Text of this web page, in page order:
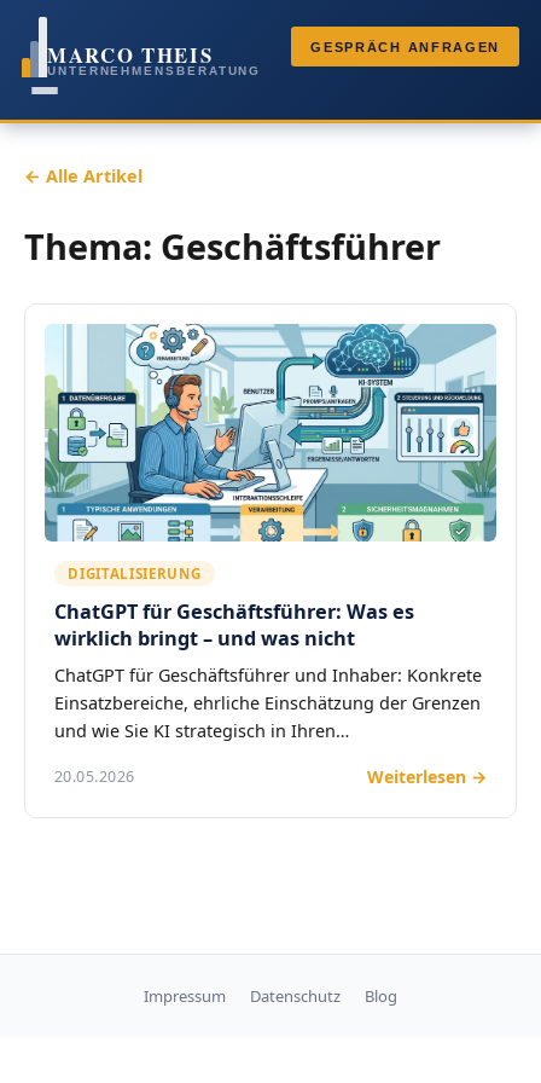
MARCO THEIS
UNTERNEHMENSBERATUNG
GESPRÄCH ANFRAGEN
← Alle Artikel
Thema: Geschäftsführer
DIGITALISIERUNG
ChatGPT für Geschäftsführer: Was es
wirklich bringt – und was nicht
ChatGPT für Geschäftsführer und Inhaber: Konkrete
Einsatzbereiche, ehrliche Einschätzung der Grenzen
und wie Sie KI strategisch in Ihren…
20.05.2026 Weiterlesen →
Impressum Datenschutz Blog